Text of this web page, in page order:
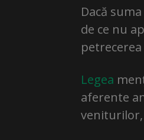
Dacă
de ce nu
Legea
aferente
veniturilor,